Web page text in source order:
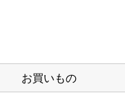
お買いもの